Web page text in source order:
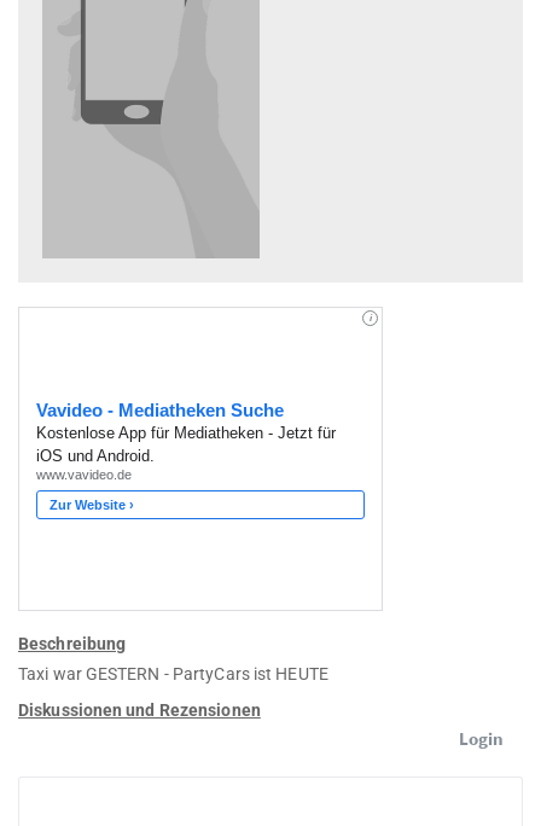
Beschreibung
Taxi war GESTERN - PartyCars ist HEUTE
Diskussionen und Rezensionen
Login